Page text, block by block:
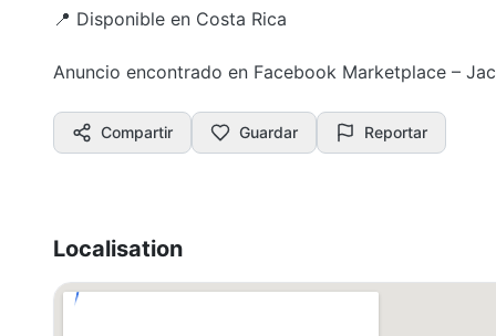
📍 Disponible en Costa Rica
Anuncio encontrado en Facebook Marketplace –
Compartir Guardar Reportar
Localisation